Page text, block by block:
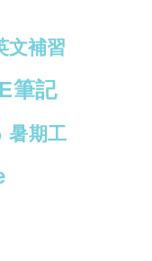
文補習
筆記
暑期工